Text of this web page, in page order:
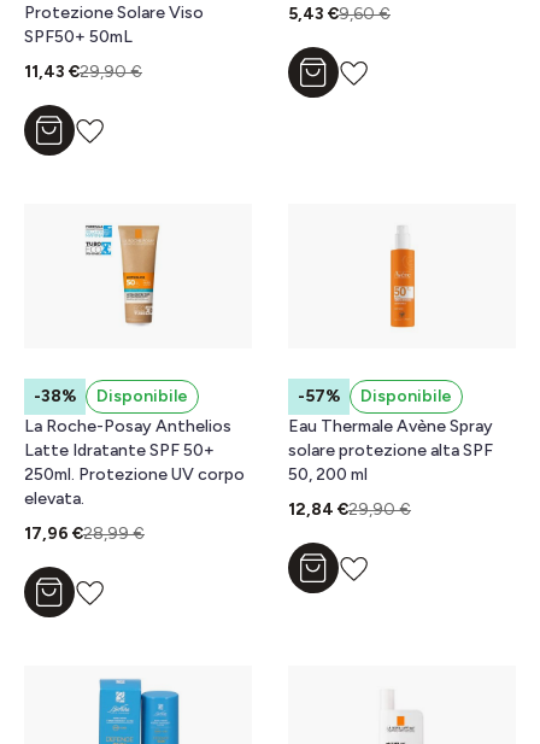
Protezione Solare Viso
SPF50+ 50mL
11,43 €29,90 €
Aggiungi al carrello
5,43 €9,60 €
Aggiungi al carrello
-38%
Disponibile
La Roche-Posay Anthelios
Latte Idratante SPF 50+
250ml. Protezione UV corpo
elevata.
17,96 €28,99 €
Aggiungi al carrello
-57%
Disponibile
Eau Thermale Avène Spray
solare protezione alta SPF
50, 200 ml
12,84 €29,90 €
Aggiungi al carrello